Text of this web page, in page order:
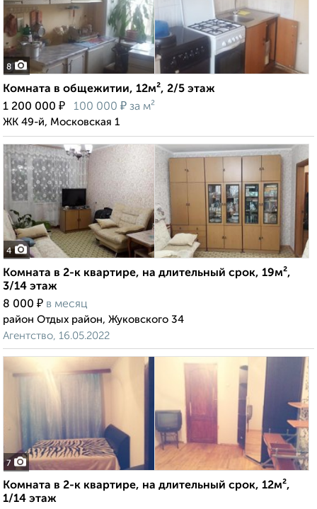
8
Комната в общежитии, 12м², 2/5 этаж
1 200 000 ₽ 100 000 ₽ за м²
ЖК 49-й, Московская 1
4
Комната в 2-к квартире, на длительный срок, 19м²,
3/14 этаж
8 000 ₽ в месяц
район Отдых район, Жуковского 34
Агентство, 16.05.2022
7
Комната в 2-к квартире, на длительный срок, 12м²,
1/14 этаж